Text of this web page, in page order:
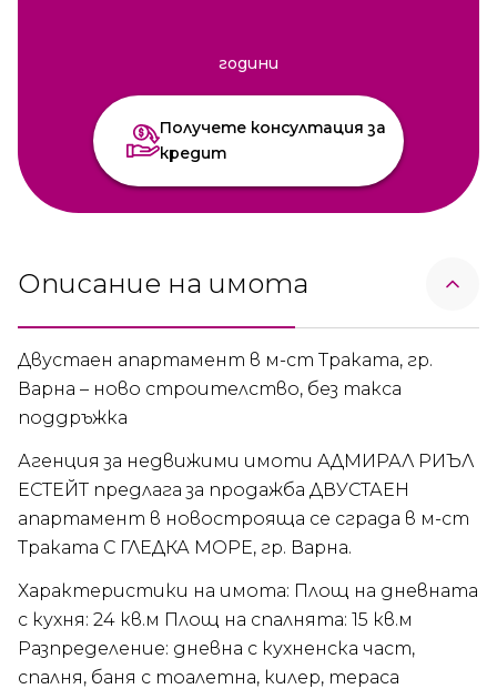
години
Получете консултация за
кредит
Описание на имота
Двустаен апартамент в м-ст Траката, гр.
Варна – ново строителство, без такса
поддръжка
Агенция за недвижими имоти АДМИРАЛ РИЪЛ
ЕСТЕЙТ предлага за продажба ДВУСТАЕН
апартамент в новострояща се сграда в м-ст
Траката С ГЛЕДКА МОРЕ, гр. Варна.
Характеристики на имота: Площ на дневната
с кухня: 24 кв.м Площ на спалнята: 15 кв.м
Разпределение: дневна с кухненска част,
спалня, баня с тоалетна, килер, тераса